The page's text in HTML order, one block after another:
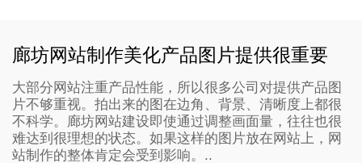
廊坊网站制作美化产品图片提供很重要
大部分网站注重产品性能，所以很多公司对提供产品图
片不够重视。拍出来的图在边角、背景、清晰度上都很
不科学。廊坊网站建设即使通过调整画面量，往往也很
难达到很理想的状态。如果这样的图片放在网站上，网
站制作的整体肯定会受到影响。..